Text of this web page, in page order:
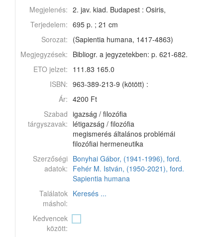
Megjelenés: 2. jav. kiad. Budapest : Osiris,
Terjedelem: 695 p. ; 21 cm
Sorozat: (Sapientia humana, 1417-4863)
Megjegyzések: Bibliogr. a jegyzetekben: p. 621-682.
ETO jelzet: 111.83 165.0
ISBN: 963-389-213-9 (kötött) :
Ár: 4200 Ft
Szabad
tárgyszavak:
igazság / filozófia
létigazság / filozófia
megismerés általános problémái
filozófiai hermeneutika
Szerzőségi
adatok:
Bonyhai Gábor, (1941-1996), ford.
Fehér M. István, (1950-2021), ford.
Sapientia humana
Találatok
máshol:
Keresés ...
Kedvencek
között: